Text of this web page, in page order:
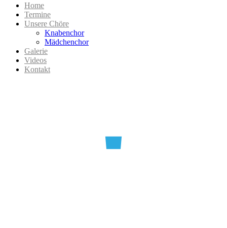
Home
Termine
Unsere Chöre
Knabenchor
Mädchenchor
Galerie
Videos
Kontakt